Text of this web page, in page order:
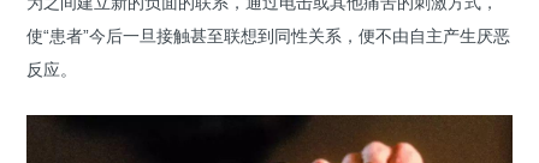
使“患者”今后一旦接触甚至联想到同性关系，便不由自主产生厌恶
反应。